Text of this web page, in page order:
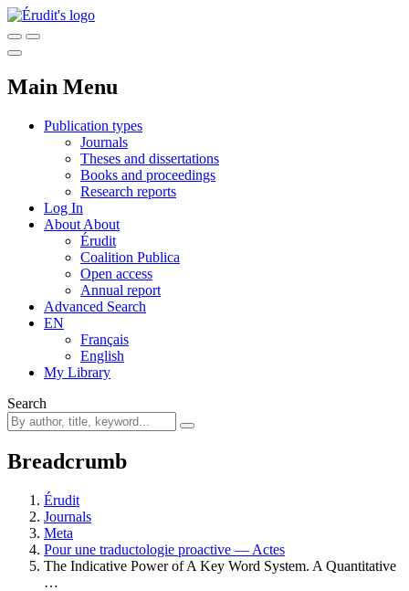
Main Menu
Publication types
Journals
Theses and dissertations
Books and proceedings
Research reports
Log In
About About
Érudit
Coalition Publica
Open access
Annual report
Advanced Search
EN
Français
English
My Library
Search
Breadcrumb
Érudit
Journals
Meta
Pour une traductologie proactive — Actes
The Indicative Power of A Key Word System. A Quantitative
…